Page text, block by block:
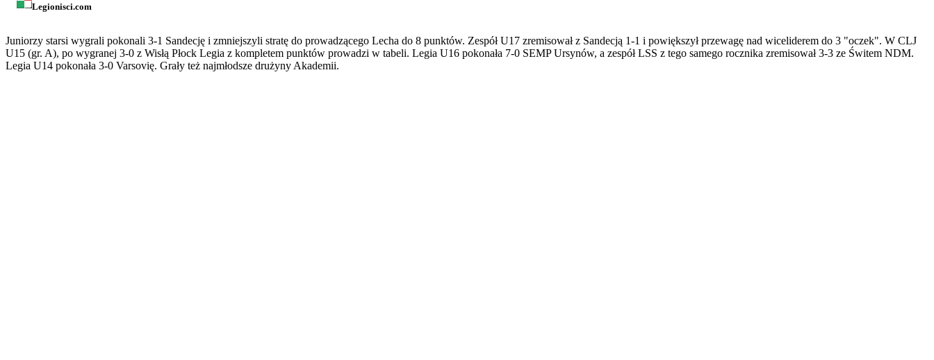
Legionisci.com
Juniorzy starsi wygrali pokonali 3-1 Sandecję i zmniejszyli stratę do prowadzącego Lecha do 8 punktów. Zespół U17 zremisował z Sandecją 1-1 i powiększył przewagę nad wiceliderem do 3 "oczek". W CLJ
U15 (gr. A), po wygranej 3-0 z Wisłą Płock Legia z kompletem punktów prowadzi w tabeli. Legia U16 pokonała 7-0 SEMP Ursynów, a zespół LSS z tego samego rocznika zremisował 3-3 ze Świtem NDM.
Legia U14 pokonała 3-0 Varsovię. Grały też najmłodsze drużyny Akademii.